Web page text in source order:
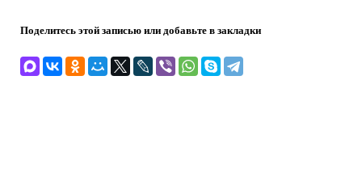
Поделитесь этой записью или добавьте в закладки